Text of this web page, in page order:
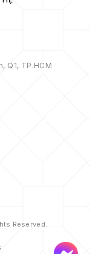
Q1, TP.HCM
Reserved.